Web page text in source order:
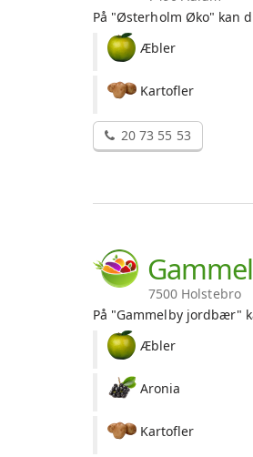
På "Østerholm Øko" kan
Æbler
Kartofler
20 73 55 53
7500 Holstebro
På "Gammelby jordbær"
Æbler
Aronia
Kartofler